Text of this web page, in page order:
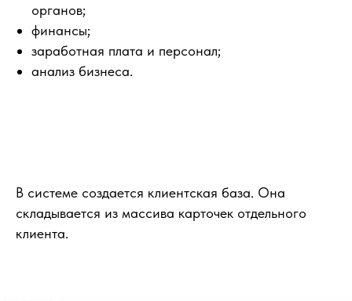
органов;
финансы;
заработная плата и персонал;
анализ бизнеса.
В системе создается клиентская база. Она
складывается из массива карточек отдельного
клиента.